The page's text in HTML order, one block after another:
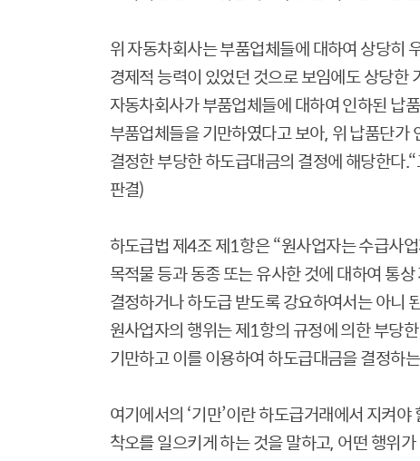
위 자동차회사는 부품업체들에 대하여 상당히
경제적 능력이 있었던 것으로 보임에도 상당한
자동차회사가 부품업체들에 대하여 인하된 납
부품업체들을 기만하였다고 보아, 위 납품단가
결정한 부당한 하도급대금의 결정에 해당한다.“
판결)
하도급법 제4조 제1항은“원사업자는 수급사
목적물 등과 동종 또는 유사한 것에 대하여 통
결정하거나 하도급 받도록 강요하여서는 아니
원사업자의 행위는 제1항의 규정에 의한 부당
기만하고 이를 이용하여 하도급대금을 결정하
여기에서의 ‘기만’이란 하도급거래에서 지켜야
착오를 일으키게 하는 것을 말하고, 어떤 행위